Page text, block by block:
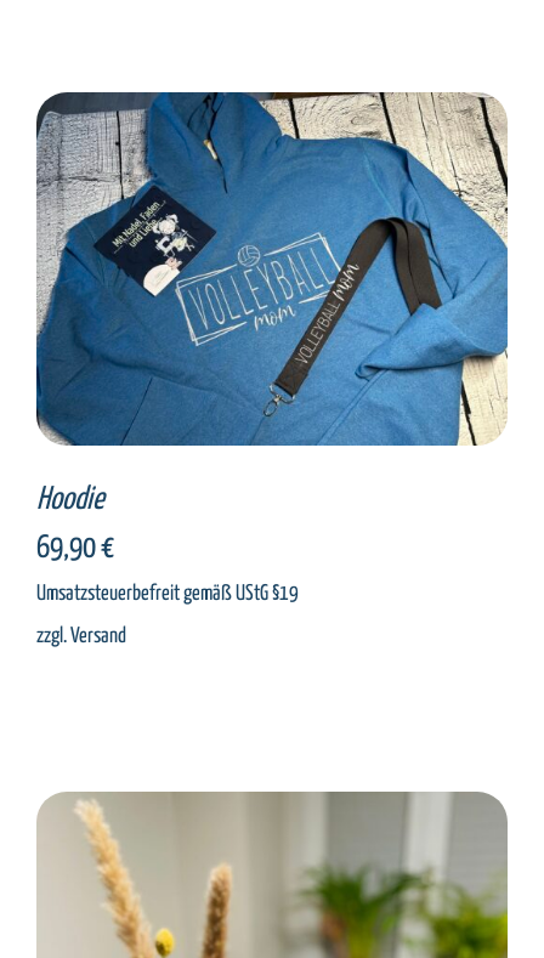
SELECT OPTIONS / DETAILS
Hoodie
69,90€
Umsatzsteuerbefreit gemäß UStG §19
zzgl.Versand